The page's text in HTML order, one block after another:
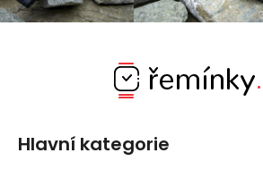
Hlavní kategorie